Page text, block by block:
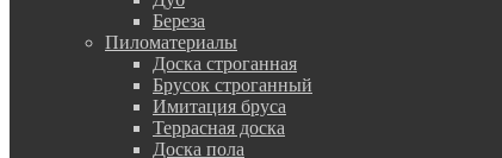
Береза
Пиломатериалы
Доска строганная
Брусок строганный
Имитация бруса
Террасная доска
Доска пола